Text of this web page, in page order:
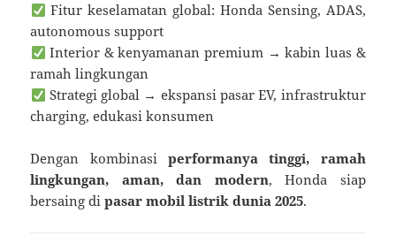
Fitur keselamatan global: Honda Sensing, ADAS,
autonomous support
Interior & kenyamanan premium → kabin luas &
ramah lingkungan
Strategi global → ekspansi pasar EV, infrastruktur
charging, edukasi konsumen
Dengan kombinasi performanya tinggi, ramah
lingkungan, aman, dan modern, Honda siap
bersaing dipasar mobil listrik dunia 2025.